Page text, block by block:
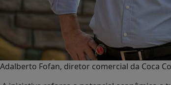
Adalberto Fofan, diretor comercial da Coca